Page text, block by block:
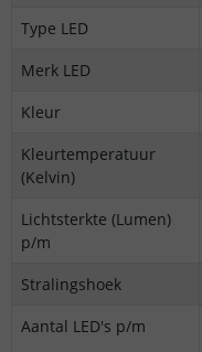
Type LED
Merk LED
Kleur
Kleurtemperatuur
(Kelvin)
Lichtsterkte (Lumen)
p/m
Stralingshoek
Aantal LED's p/m